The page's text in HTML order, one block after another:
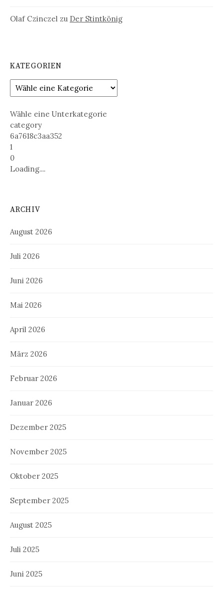
Olaf Czinczel zu Der Stintkönig
KATEGORIEN
Wähle eine Unterkategorie
category
6a7618c3aa352
1
0
Loading....
ARCHIV
August 2026
Juli 2026
Juni 2026
Mai 2026
April 2026
März 2026
Februar 2026
Januar 2026
Dezember 2025
November 2025
Oktober 2025
September 2025
August 2025
Juli 2025
Juni 2025